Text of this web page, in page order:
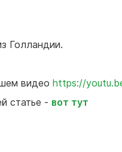
Голландии.
видео https://
статье - вот тут